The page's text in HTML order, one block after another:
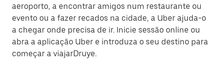
aeroporto, a encontrar amigos num restaurante ou
evento ou a fazer recados na cidade, a Uber ajuda-o
a chegar onde precisa de ir. Inicie sessão online ou
abra a aplicação Uber e introduza o seu destino para
começar a viajarDruye.